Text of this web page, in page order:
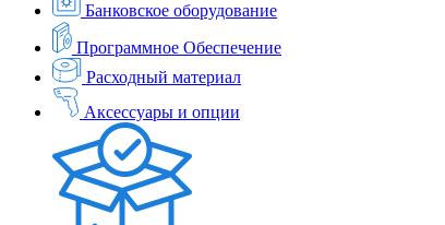
Банковское оборудование
Программное Обеспечение
Расходный материал
Аксессуары и опции